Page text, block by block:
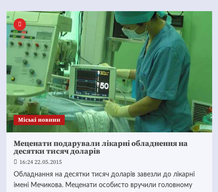
Mіські новини
Меценати подарували лікарні обладнення на
десятки тисяч доларів
16:24 22.05.2015
Обладнання на десятки тисяч доларів завезли до лікарні
імені Мечикова. Меценати особисто вручили головному